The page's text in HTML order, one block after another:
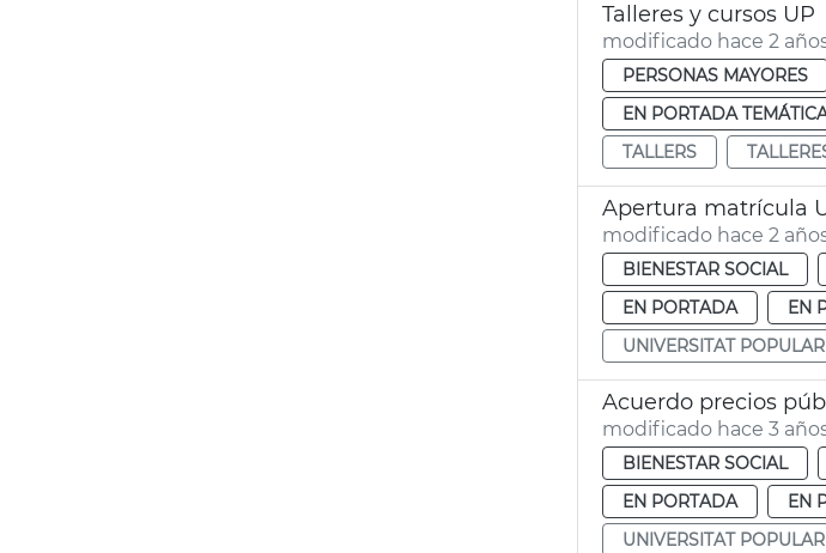
Talleres y cursos UP
modificado hace 2
PERSONAS MAYORES
EN PORTADA
TALLERS
Apertura matrícula
modificado hace 2
BIENESTAR SOCIAL
EN PORTADA
EN
UNIVERSITAT POPULAR
Acuerdo precios
modificado hace 3
BIENESTAR SOCIAL
EN PORTADA
EN
UNIVERSITAT POPULAR